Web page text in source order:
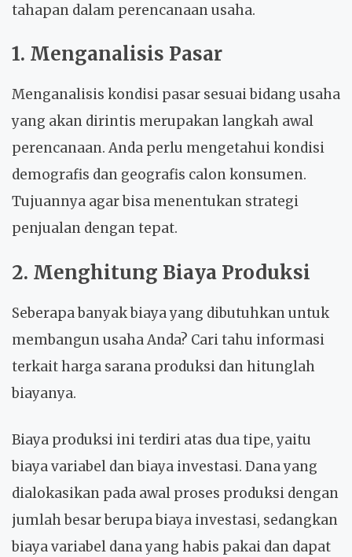
tahapan dalam perencanaan usaha.
1. Menganalisis Pasar
Menganalisis kondisi pasar sesuai bidang usaha
yang akan dirintis merupakan langkah awal
perencanaan. Anda perlu mengetahui kondisi
demografis dan geografis calon konsumen.
Tujuannya agar bisa menentukan strategi
penjualan dengan tepat.
2. Menghitung Biaya Produksi
Seberapa banyak biaya yang dibutuhkan untuk
membangun usaha Anda? Cari tahu informasi
terkait harga sarana produksi dan hitunglah
biayanya.
Biaya produksi ini terdiri atas dua tipe, yaitu
biaya variabel dan biaya investasi. Dana yang
dialokasikan pada awal proses produksi dengan
jumlah besar berupa biaya investasi, sedangkan
biaya variabel dana yang habis pakai dan dapat